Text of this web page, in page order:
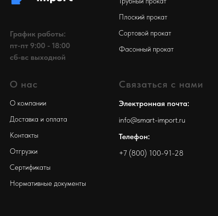
График работы:
пт-пт 9:00 - 18:00
сб-вс выходной
Плоский прокат
Сортовой прокат
Фасонный прокат
О нас
О компании
Доставка и оплата
Контакты
Отгрузки
Сертификаты
Нормативные документы
Связаться с нами
Электронная почта:
info@smart-import.ru
Телефон:
+7 (800) 100-91-28